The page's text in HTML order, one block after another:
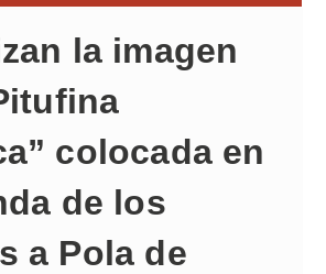
la imagen
colocada en
de los
a Pola de